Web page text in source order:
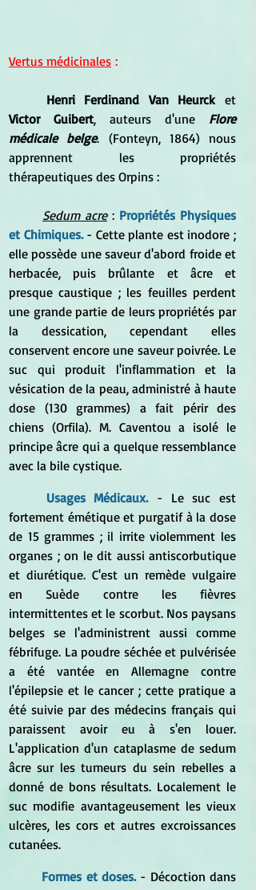
Vertus médicinales :
Henri Ferdinand Van Heurck
Victor Guibert, auteurs d'une Flore
médicale belge. (Fonteyn, 1864) nous
apprennent les propriétés
thérapeutiques des Orpins :
Sedum acre :
et Chimiques. - Cette plante est inodore ;
elle possède une saveur d'abord froide et
herbacée, puis brûlante et âcre et
presque caustique ; les feuilles perdent
une grande partie de leurs propriétés par
la dessication, cependant elles
conservent encore une saveur poivrée. Le
suc qui produit l'inflammation et la
vésication de la peau, administré à haute
dose (130 grammes) a fait périr des
chiens (Orfila). M. Caventou a isolé le
principe âcre qui a quelque ressemblance
avec la bile cystique.
Usages Médicaux. - Le suc est
fortement émétique et purgatif à la dose
de 15 grammes ; il irrite violemment les
organes ; on le dit aussi antiscorbutique
et diurétique. C'est un remède vulgaire
en Suède contre les fièvres
intermittentes et le scorbut. Nos paysans
belges se l'administrent aussi comme
fébrifuge. La poudre séchée et pulvérisée
a été vantée en Allemagne contre
l'épilepsie et le cancer ; cette pratique a
été suivie par des médecins français qui
paraissent avoir eu à s'en louer.
L'application d'un cataplasme de sedum
âcre sur les tumeurs du sein rebelles a
donné de bons résultats. Localement le
suc modifie avantageusement les vieux
ulcères, les cors et autres excroissances
cutanées.
	Formes et doses.
- Décoction dans